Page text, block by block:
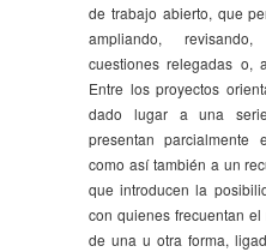
de trabajo abierto, que
ampliando,
cuestiones relegadas o,
Entre los proyectos
dado lugar a una
presentan
como así también a un
que introducen la
con quienes frecuentan
de una u otra forma,